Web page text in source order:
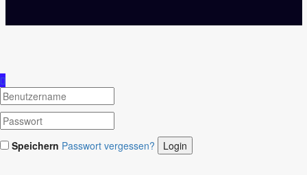
Speichern Passwort vergessen?